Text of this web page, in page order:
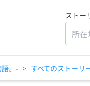
ストー
所在
。- > すべてのストーリ